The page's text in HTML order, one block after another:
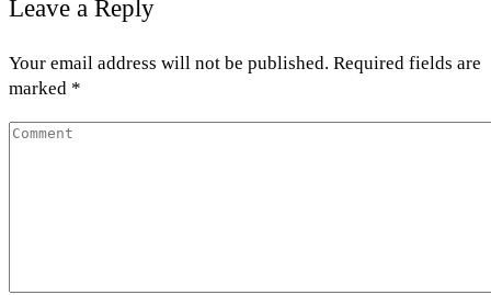
Leave a Reply
Your email address will not be published. Required fields are
marked *